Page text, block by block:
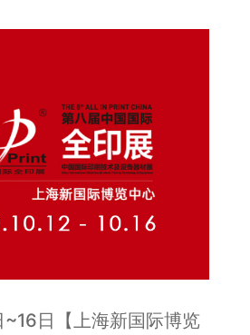
日【上海新国际博览